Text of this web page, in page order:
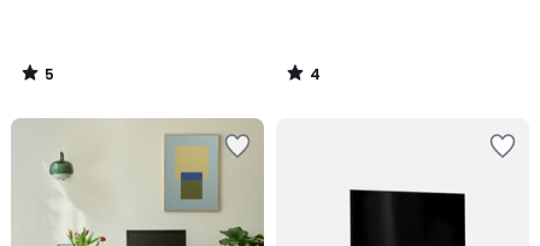
5
/
4
/